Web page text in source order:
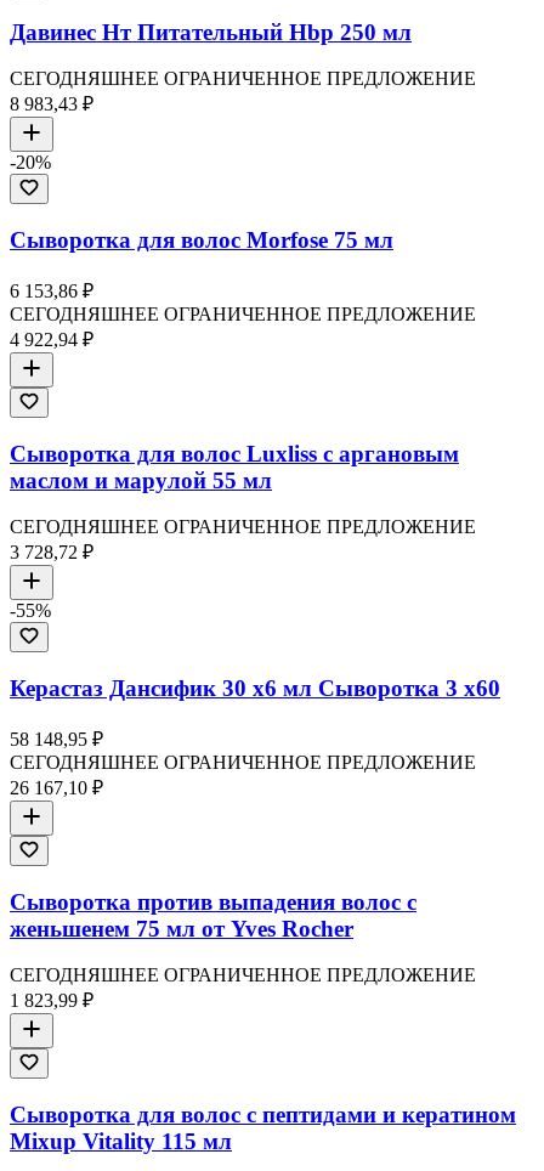
Давинес Нт Питательный Hbp 250 мл
СЕГОДНЯШНЕЕ ОГРАНИЧЕННОЕ ПРЕДЛОЖЕНИЕ
8 983,43 ₽
-20%
Сыворотка для волос Morfose 75 мл
6 153,86 ₽
СЕГОДНЯШНЕЕ ОГРАНИЧЕННОЕ ПРЕДЛОЖЕНИЕ
4 922,94 ₽
Сыворотка для волос Luxliss с аргановым
маслом и марулой 55 мл
СЕГОДНЯШНЕЕ ОГРАНИЧЕННОЕ ПРЕДЛОЖЕНИЕ
3 728,72 ₽
-55%
Керастаз Дансифик 30 x6 мл Сыворотка 3 x60
58 148,95 ₽
СЕГОДНЯШНЕЕ ОГРАНИЧЕННОЕ ПРЕДЛОЖЕНИЕ
26 167,10 ₽
Сыворотка против выпадения волос с
женьшенем 75 мл от Yves Rocher
СЕГОДНЯШНЕЕ ОГРАНИЧЕННОЕ ПРЕДЛОЖЕНИЕ
1 823,99 ₽
Сыворотка для волос с пептидами и кератином
Mixup Vitality 115 мл